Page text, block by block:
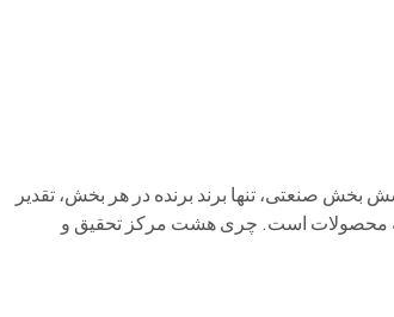
در میان شش بخش صنعتی، تنها برند برنده در هر بخش، تقدیر
محصولات است. چری هشت مرکز تحقیق و